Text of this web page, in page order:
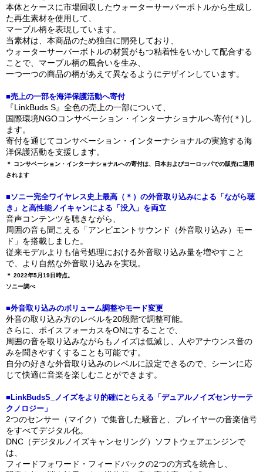
本体とケースに市場回収したウォーターサーバーボトルから生成し
た再生素材を使用して、
マーブル柄を表現しています。
当素材は、本商品のため独自に開発しており、
ウォーターサーバーボトルの材質がもつ粘着性をいかして配合する
ことで、マーブル柄の風合いを生み、
一つ一つの商品の柄があえて異なるようにデザインしています。
■売上の一部を海洋保護活動へ寄付
『LinkBuds S』全色の売上の一部について、
国際環境NGOコンサベーション・インターナショナルへ寄付(＊)し
ます。
寄付を通じてコンサベーション・インターナショナルの実施する海
洋保護活動を支援します。
＊ コンサベーション・インターナショナルへの寄付は、日本およびヨーロッパでの販売に適用
されます
■ソニー完全ワイヤレス史上最高（＊）の外音取り込みによる「ながら聴
き」と高性能ノイキャンによる「没入」を両立
音声コンテンツを聴きながら、
周囲の音も聞こえる「アンビエントサウンド（外音取り込み）モー
ド」を搭載しました。
従来モデルよりも信号処理における外音取り込み量を増やすこと
で、より自然な外音取り込みを実現。
＊ 2022年5月19日時点。
ソニー調べ
■外音取り込みのボリューム調整やモード変更
外音の取り込み方のレベルを20段階で調整可能。
さらに、ボイスフォーカスをONにすることで、
周囲の音を取り込みながらもノイズは低減し、人やアナウンス音の
みを聞きやすくすることも可能です。
自分の好きな外音取り込みのレベルに設定できるので、シーンに応
じて快適に音楽を楽しむことができます。
■LinkBudsS_ノイズをより的確にとらえる「デュアルノイズセンサーテ
クノロジー」
2つのセンサー（マイク）で集音した騒音と、プレイヤーの音楽信号
をすべてデジタル化。
DNC（デジタルノイズキャンセリング）ソフトウェアエンジンで
は、
フィードフォワード・フィードバックの2つの方式を統合し、